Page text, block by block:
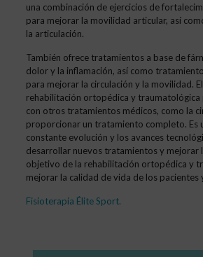
una combinación de ejercicios de
para mejorar la movilidad articular, así
la articulación.
También ofrece tratamientos a base de
dolor y la inflamación, así como
para mejorar la circulación y la movilidad.
rehabilitación ortopédica y traumatológica
con otros tratamientos médicos, como la
proporcionar un tratamiento completo. Es
constante evolución y los avances
desarrollar nuevos tratamientos y mejorar
objetivo de la rehabilitación ortopédica y
mejorar la calidad de vida de los pacientes
Fisioterapia Élite Sport.